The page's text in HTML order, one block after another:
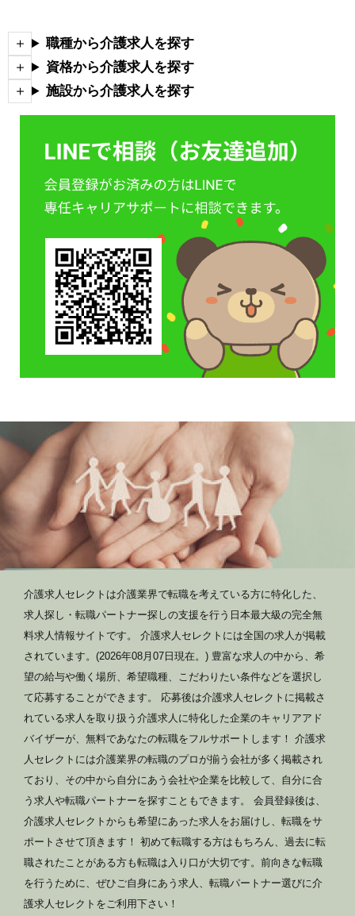
職種から介護求人を探す
資格から介護求人を探す
施設から介護求人を探す
介護求人セレクトは介護業界で転職を考えている方に特化した、
求人探し・転職パートナー探しの支援を行う日本最大級の完全無
料求人情報サイトです。 介護求人セレクトには全国の求人が掲載
されています。(2026年08月07日現在。) 豊富な求人の中から、希
望の給与や働く場所、希望職種、こだわりたい条件などを選択し
て応募することができます。 応募後は介護求人セレクトに掲載さ
れている求人を取り扱う介護求人に特化した企業のキャリアアド
バイザーが、無料であなたの転職をフルサポートします！ 介護求
人セレクトには介護業界の転職のプロが揃う会社が多く掲載され
ており、その中から自分にあう会社や企業を比較して、自分に合
う求人や転職パートナーを探すこともできます。 会員登録後は、
介護求人セレクトからも希望にあった求人をお届けし、転職をサ
ポートさせて頂きます！ 初めて転職する方はもちろん、過去に転
職されたことがある方も転職は入り口が大切です。前向きな転職
を行うために、ぜひご自身にあう求人、転職パートナー選びに介
護求人セレクトをご利用下さい！